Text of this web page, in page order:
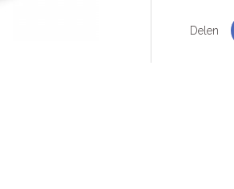
Delen